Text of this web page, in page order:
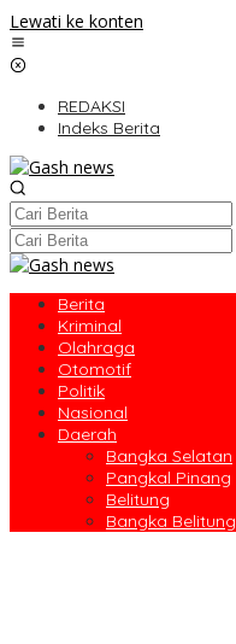
Lewati ke konten
REDAKSI
Indeks Berita
Berita
Kriminal
Olahraga
Otomotif
Politik
Nasional
Daerah
Bangka Selatan
Pangkal Pinang
Belitung
Bangka Belitung